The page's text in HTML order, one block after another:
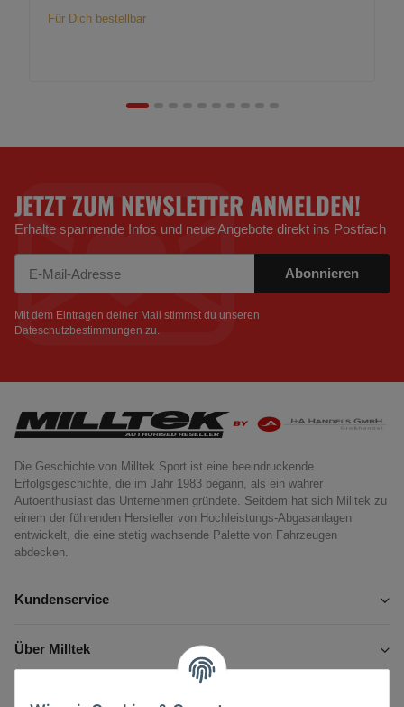
Für Dich bestellbar
JETZT ZUM NEWSLETTER ANMELDEN!
Erhalte spannende Infos und neue Angebote direkt ins Postfach
Abonnieren
Mit dem Eintragen deiner Mail stimmst du unseren
Dateschutzbestimmungen zu.
Die Geschichte von Milltek Sport ist eine beeindruckende
Erfolgsgeschichte, die im Jahr 1983 begann, als ein wahrer
Autoenthusiast das Unternehmen gründete. Seitdem hat sich Milltek zu
einem der führenden Hersteller von Hochleistungs-Abgasanlagen
entwickelt, die eine stetig wachsende Palette von Fahrzeugen
abdecken.
Kundenservice
Über Milltek